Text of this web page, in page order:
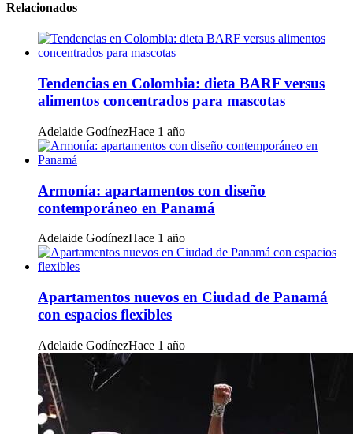
Relacionados
Tendencias en Colombia: dieta BARF versus
alimentos concentrados para mascotas
Adelaide GodínezHace 1 año
Armonía: apartamentos con diseño
contemporáneo en Panamá
Adelaide GodínezHace 1 año
Apartamentos nuevos en Ciudad de Panamá
con espacios flexibles
Adelaide GodínezHace 1 año